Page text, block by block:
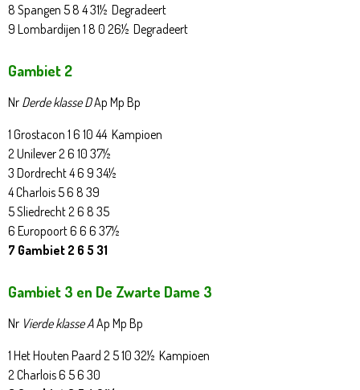
8 Spangen 5 8 4 31½ Degradeert
9 Lombardijen 1 8 0 26½ Degradeert
Gambiet 2
Nr Derde klasse DAp Mp Bp
1 Grostacon 1 6 10 44 Kampioen
2 Unilever 2 6 10 37½
3 Dordrecht 4 6 9 34½
4 Charlois 5 6 8 39
5 Sliedrecht 2 6 8 35
6 Europoort 6 6 6 37½
7 Gambiet 2 6 5 31
Gambiet 3 en De Zwarte Dame 3
Nr Vierde klasse AAp Mp Bp
1 Het Houten Paard 2 5 10 32½ Kampioen
2 Charlois 6 5 6 30